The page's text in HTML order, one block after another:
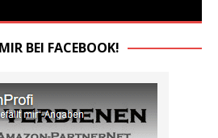
BEI FACEBOOK!